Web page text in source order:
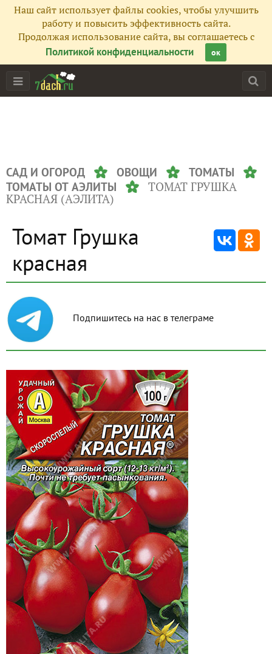
Наш сайт использует файлы cookies, чтобы улучшить
работу и повысить эффективность сайта.
Продолжая использование сайта, вы соглашаетесь с
Политикой конфиденциальности
ок
САД И ОГОРОД ОВОЩИ
ТОМАТЫ
ТОМАТЫ ОТ АЭЛИТЫ
ТОМАТ ГРУШКА
КРАСНАЯ (АЭЛИТА)
Томат Грушка
красная
Подпишитесь на нас в телеграме